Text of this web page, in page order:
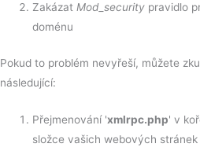
ZakázatMod_security pravidlo
doménu
Pokud to problém nevyřeší, můžete
následující:
Přejmenování 'xmlrpc.php' v
složce vašich webových stránek